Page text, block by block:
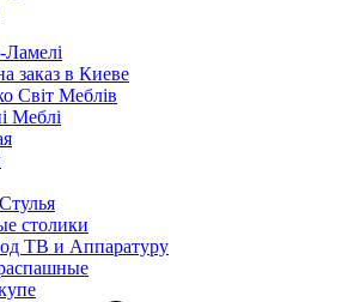
заказ в Киеве
Світ Меблів
Меблі
столики
ТВ и Аппаратуру